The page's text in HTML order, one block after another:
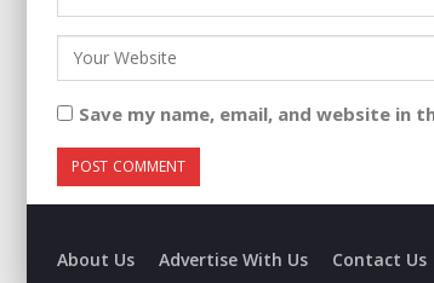
Save my name, email, and website
About Us Advertise With Us Contact Us